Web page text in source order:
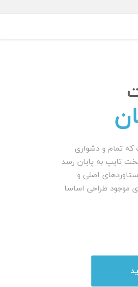
تمام و دشواری
تایپ به پایان رسد
اصلی و
موجود طراحی اساسا